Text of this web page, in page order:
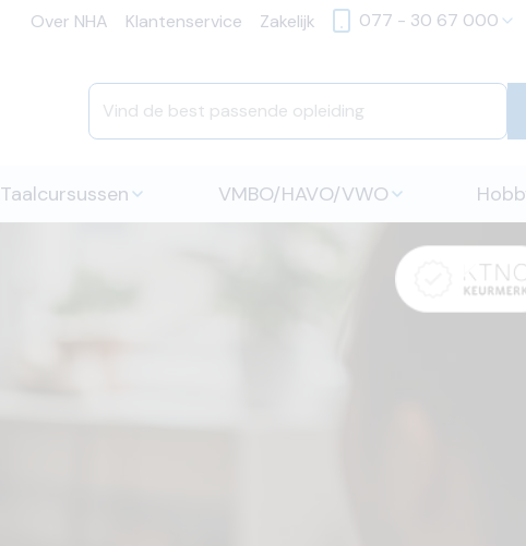
Over NHA Klantenservice Zakelijk 077 - 30 67 000
Taalcursussen VMBO/HAVO/VWO